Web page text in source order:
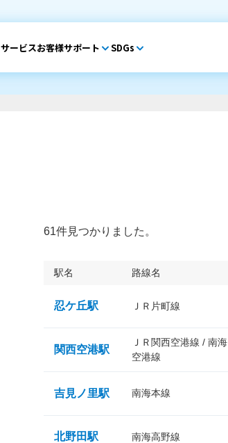
サービスお客様サポート SDGs
61件見つかりました。
駅名 路線名
忍ケ丘駅 ＪＲ片町線
関西空港駅
ＪＲ関西空港線 / 南海
空港線
吉見ノ里駅 南海本線
北野田駅 南海高野線